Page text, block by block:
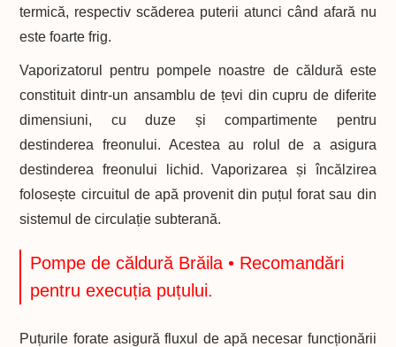
termică, respectiv scăderea puterii atunci când afară nu
este foarte frig.
Vaporizatorul pentru pompele noastre de căldură este
constituit dintr-un ansamblu de țevi din cupru de diferite
dimensiuni, cu duze și compartimente pentru
destinderea freonului. Acestea au rolul de a asigura
destinderea freonului lichid. Vaporizarea și încălzirea
folosește circuitul de apă provenit din puțul forat sau din
sistemul de circulație subterană.
Pompe de căldură Brăila • Recomandări
pentru execuția puțului.
Puțurile forate asigură fluxul de apă necesar funcționării